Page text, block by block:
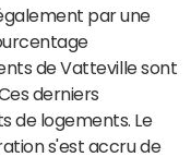
par une
de Vatteville sont
derniers
de logements. Le
s'est accru de